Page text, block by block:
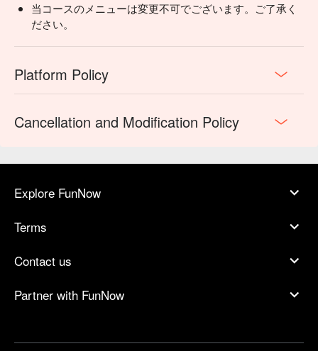
当コースのメニューは変更不可でございます。ご了承く
ださい。
Platform Policy
Cancellation and Modification Policy
Explore FunNow
Terms
Contact us
Partner with FunNow